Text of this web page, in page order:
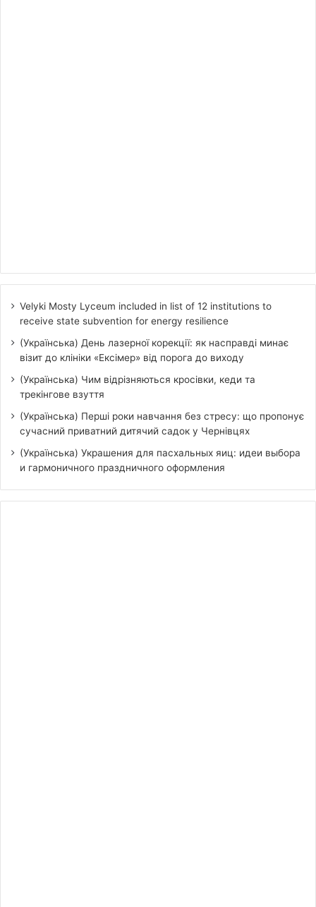
Velyki Mosty Lyceum included in list of 12 institutions to
receive state subvention for energy resilience
(Українська) День лазерної корекції: як насправді минає
візит до клініки «Ексімер» від порога до виходу
(Українська) Чим відрізняються кросівки, кеди та
трекінгове взуття
(Українська) Перші роки навчання без стресу: що пропонує
сучасний приватний дитячий садок у Чернівцях
(Українська) Украшения для пасхальных яиц: идеи выбора
и гармоничного праздничного оформления